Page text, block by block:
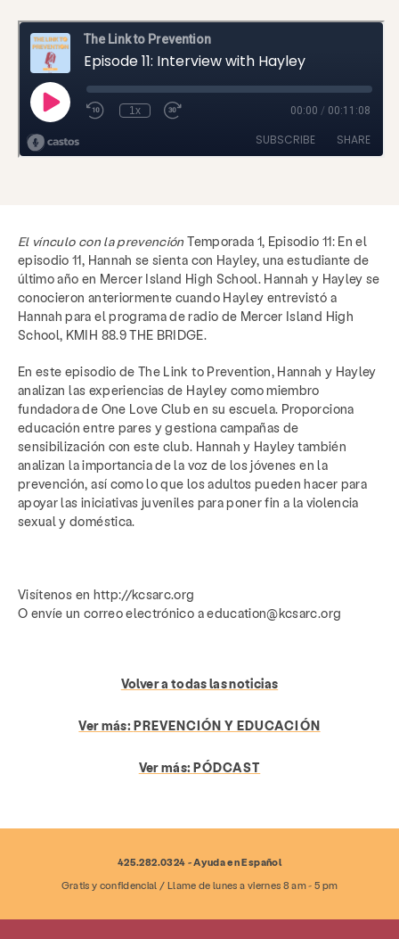
Prevención y educación
Empleo Preguntas más frecuentes Donar
El vínculo con la prevención Temporada 1, Episodio 11: En el
episodio 11, Hannah se sienta con Hayley, una estudiante de
último año en Mercer Island High School. Hannah y Hayley se
conocieron anteriormente cuando Hayley entrevistó a
Hannah para el programa de radio de Mercer Island High
School, KMIH 88.9 THE BRIDGE.
En este episodio de The Link to Prevention, Hannah y Hayley
analizan las experiencias de Hayley como miembro
fundadora de One Love Club en su escuela. Proporciona
educación entre pares y gestiona campañas de
sensibilización con este club. Hannah y Hayley también
analizan la importancia de la voz de los jóvenes en la
prevención, así como lo que los adultos pueden hacer para
apoyar las iniciativas juveniles para poner fin a la violencia
sexual y doméstica.
Visítenos en http://kcsarc.org
O envíe un correo electrónico a education@kcsarc.org
Volver a todas las noticias
Ver más: PREVENCIÓN Y EDUCACIÓN
Ver más: PÓDCAST
425.282.0324 - Ayuda en Español
Gratis y confidencial / Llame de lunes a viernes 8 am - 5 pm